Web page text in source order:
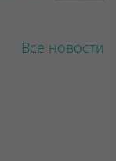
Все новости